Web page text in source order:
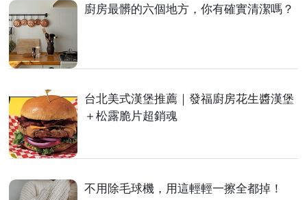
廚房最髒的六個地方，你有確實清潔嗎？
台北美式漢堡推薦｜發福廚房花生醬漢堡
＋松露脆片超銷魂
不用除毛球機，用這輕輕一擦全都掉！